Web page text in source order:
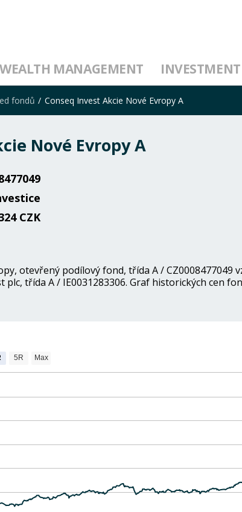
WEALTH MANAGEMENT
fondů Conseq Invest Akcie Nové Evropy A
Nové Evropy A
CZK
otevřený podílový fond, třída A /
plc, třída A / IE0031283306. Graf historických
5R Max